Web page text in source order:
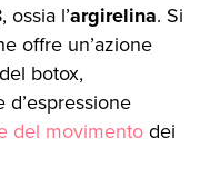
l’argirelina. Si
offre un’azione
botox,
del movimentodei